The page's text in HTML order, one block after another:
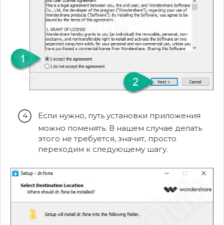
Если нужно, путь установки приложения
можно поменять. В нашем случае делать
этого не требуется, значит, просто
переходим к следующему шагу.